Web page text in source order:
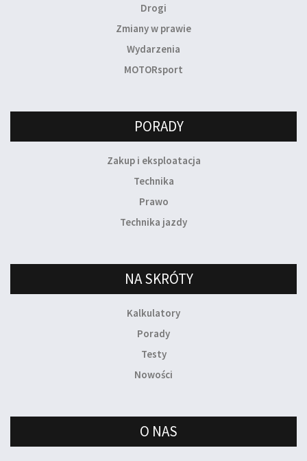
Drogi
Zmiany w prawie
Wydarzenia
MOTORsport
PORADY
Zakup i eksploatacja
Technika
Prawo
Technika jazdy
NA SKRÓTY
Kalkulatory
Porady
Testy
Nowości
O NAS